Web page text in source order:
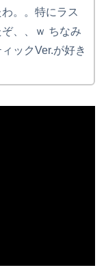
。。特にラス
、、ｗ ちなみ
ックVer.が好き